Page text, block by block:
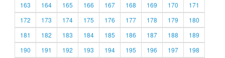
163
164 165 166 167 168 169 170
171
172
173 174 175 176 177 178 179
180
181
182 183 184 185 186 187 188
189
190
191 192 193 194 195 196 197
198